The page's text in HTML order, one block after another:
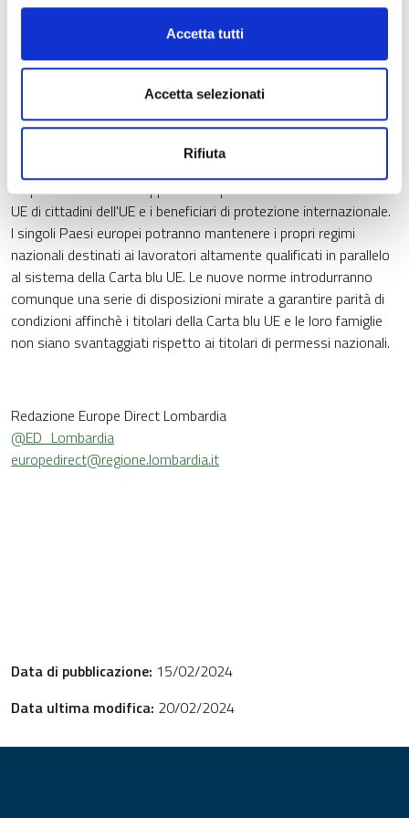
Accetta tutti
Accetta selezionati
Rifiuta
coniuge o al partner del titolare di Carta blu un accesso senza
restrizioni al mercato del lavoro;
semplificando le procedure per i datori di lavoro riconosciuti;
lavoro, in particolare stabilendo che gli Stati membri possono
permettere ai titolari di Carta blu UE di esercitare attività
autonome o altre attività professionali sussidiarie, nonché
ampliando l'ambito di applicazione per includere i familiari non
UE di cittadini dell'UE e i beneficiari di protezione internazionale.
I singoli Paesi europei potranno mantenere i propri regimi
nazionali destinati ai lavoratori altamente qualificati in parallelo
al sistema della Carta blu UE. Le nuove norme introdurranno
comunque una serie di disposizioni mirate a garantire parità di
condizioni affinchè i titolari della Carta blu UE e le loro famiglie
non siano svantaggiati rispetto ai titolari di permessi nazionali.
Redazione Europe Direct Lombardia
@ED_Lombardia
europedirect@regione.lombardia.it
Data di pubblicazione: 15/02/2024
Data ultima modifica: 20/02/2024